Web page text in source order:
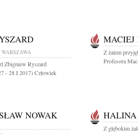
WARSZAWA
Zbigniew Ryszard
- 28 I 2017) Człowiek
Z żalem
Profesora
NOWAK
Z głębokim